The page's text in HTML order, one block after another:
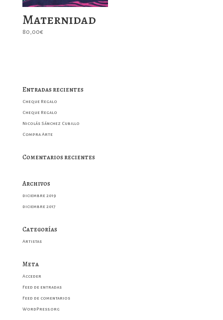
Maternidad
80,00€
Entradas recientes
Cheque Regalo
Cheque Regalo
Nicolás Sánchez Cubillo
Compra Arte
Comentarios recientes
Archivos
diciembre 2019
diciembre 2017
Categorías
Artistas
Meta
Acceder
Feed de entradas
Feed de comentarios
WordPress.org